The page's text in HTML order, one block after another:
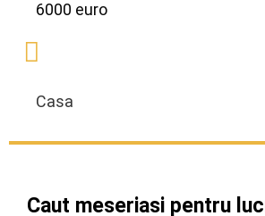
6000 euro
Casa
Caut meseriasi pentru